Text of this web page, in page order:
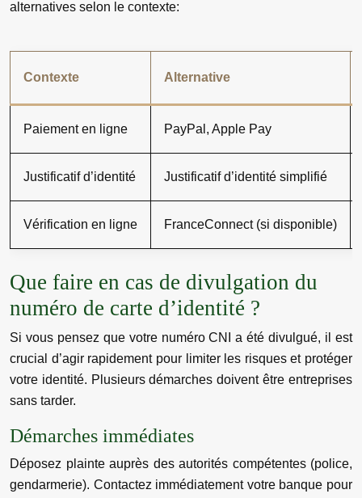
alternatives selon le contexte:
Contexte Alternative
Paiement en ligne PayPal, Apple Pay
Justificatif d’identité Justificatif d’identité simplifié
Vérification en ligne FranceConnect (si disponible)
Que faire en cas de divulgation du
numéro de carte d’identité ?
Si vous pensez que votre numéro CNI a été divulgué, il est
crucial d’agir rapidement pour limiter les risques et protéger
votre identité. Plusieurs démarches doivent être entreprises
sans tarder.
Démarches immédiates
Déposez plainte auprès des autorités compétentes (police,
gendarmerie). Contactez immédiatement votre banque pour